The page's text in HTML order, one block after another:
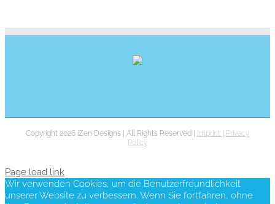
Copyright 2026 iZen Designs | All Rights Reserved | Imprint
Privacy
Policy
Page load link
Wir verwenden Cookies, um die Benutzerfreundlichkeit
unserer Website zu verbessern. Wenn Sie fortfahren, ohne